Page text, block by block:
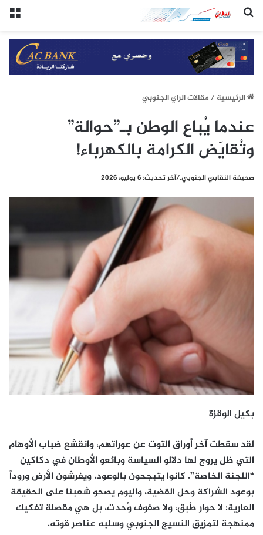
(النقابي الجنوبي:/خاص.)
الرئيسيِة/مقالات الراي الجنوبي
عندما يُباع الوطن بـ”حوالة”
وتُقايَض الكرامة بالكهرباء!
صحيفة النقابي الجنوبي./آخر تحديث: 6 يوليو، 2026
بكيل الوقزة
لقد سقطت آخر أوراق التوت عن عوراتهم، وانقشع ضباب الأوهام
التي ظل يروج لها دلالو السياسة وبائعو الأوطان في دكاكين
“اللجنة الخاصة”. كانوا يتبجحون بالوعود، ويفرشون الأرض وروداً
بوعود الشراكة وحل القضية، واليوم يصحو شعبنا على الحقيقة
العارية: لا حوار طُبق، ولا صفوف وُحدت، بل هي مقصلة تفكيك
ممنهجة لتمزيق النسيج الجنوبي وسلبه عناصر قوته.